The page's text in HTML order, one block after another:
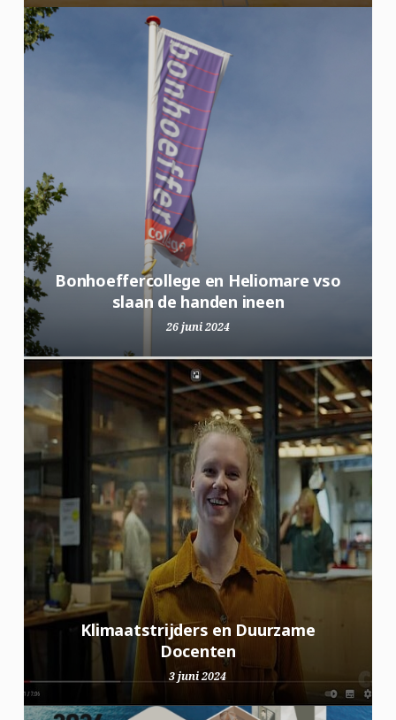
Bonhoeffercollege en Heliomare vso
slaan de handen ineen
26 juni 2024
Klimaatstrijders en Duurzame
Docenten
3 juni 2024